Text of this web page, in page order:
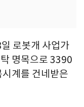
로봇개 사업가
명목으로 3390
계를 건네받은